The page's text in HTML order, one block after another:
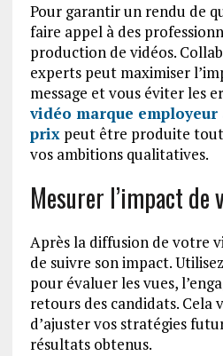
Pour garantir un rendu de
faire appel à des
production de vidéos.
experts peut maximiser
message et vous éviter les
vidéo marque
prixpeut être produite
vos ambitions qualitatives.
Mesurer l’impact de
Après la diffusion de votre
de suivre son impact.
pour évaluer les vues,
retours des candidats. Cela
d’ajuster vos stratégies
résultats obtenus.